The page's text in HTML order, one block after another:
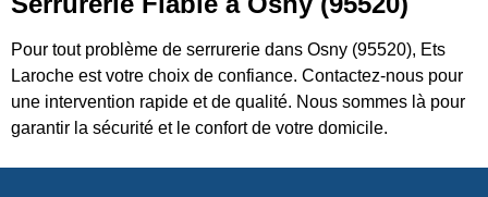
Pour tout problème de serrurerie dans Osny (95520), Ets
Laroche est votre choix de confiance. Contactez-nous pour
une intervention rapide et de qualité. Nous sommes là pour
garantir la sécurité et le confort de votre domicile.